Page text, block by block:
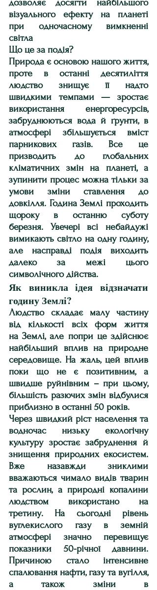
дозволяє досягти найбільшого
візуального ефекту на планеті
при одночасному вимкненні
світла
Що це за подія?
Природа є основою нашого життя,
проте в останні десятиліття
людство знищує її надто
швидкими темпами — зростає
використання енергоресурсів,
забруднюються вода й ґрунти, в
атмосфері збільшується вміст
парникових газів. Все це
призводить до глобальних
кліматичних змін на планеті, а
зупинити процес можна тільки за
умови зміни ставлення до
довкілля. Година Землі проходить
щороку в останню суботу
березня. Увечері всі небайдужі
вимикають світло на одну годину,
але насправді подія виходить
далеко за межі цього
символічного дійства.
Як виникла ідея відзначати
годину Землі?
Людство складає малу частину
від кількості всіх форм життя
на Землі, але попри це здійснює
найбільший вплив на природне
середовище. На жаль, цей вплив
поки що не є позитивним, а
швидше руйнівним – при цьому,
більшість разючих змін відбулися
приблизно в останні 50 років.
Через швидкий ріст населення та
водночас низьку екологічну
культуру зростає забруднення й
знищення природних екосистем.
Вже назавжди зниклими
вважаються чимало видів тварин
та рослин, а природні копалини
людством використано на
третину. На сьогодні рівень
вуглекислого газу в земній
атмосфері значно перевищує
показники 50-річної давнини.
Причиною стало інтенсивне
спалювання нафти, газу та вугілля,
а також зміни в